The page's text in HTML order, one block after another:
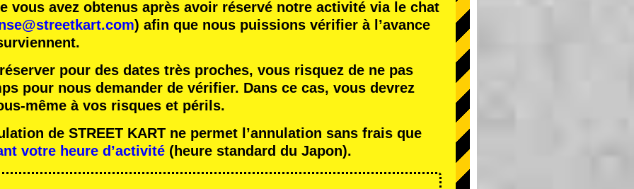
vous avez obtenus après avoir réservé notre activité via le chat
) afin que nous puissions vérifier à l’avance
pour des dates très proches, vous risquez de ne pas
pour nous demander de vérifier. Dans ce cas, vous devrez
même à vos risques et périls.
de STREET KART ne permet l’annulation sans frais que
votre heure d’activité (heure standard du Japon).